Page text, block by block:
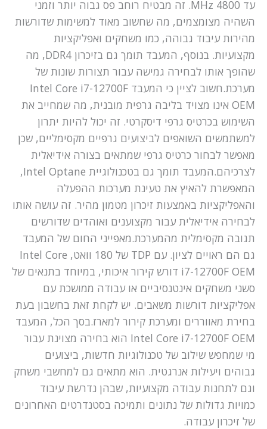
עד 4800 MHz. זה מבטיח רוחב פס גבוה יותר וזמני
השהיה מצומצמים, מה שחשוב מאוד למשימות שדורשות
מהירות עיבוד גבוהה, כמו משחקים ואפליקציות
מקצועיות. בנוסף, המעבד תומך גם בזיכרון DDR4, מה
שהופך אותו לבחירה גמישה עבור תצורות שונות של
מערכת.חשוב לציין כי המעבד Intel Core i7-12700F
OEM אינו מצויד בליבה גרפית מובנית, מה שמחייב את
השימוש בכרטיס גרפי דיסקרטי. זה יכול להיות יתרון
למשתמשים השואפים לביצועים גרפיים מקסימליים, שכן
מאפשר לבחור כרטיס גרפי שמתאים בצורה אידיאלית
לצרכיהם.המעבד תומך גם בטכנולוגיית Intel Optane,
המאפשרת להאיץ את טעינת מערכות ההפעלה
והאפליקציות באמצעות זיכרון מטמון מהיר. זה עושה אותו
לבחירה אידיאלית עבור מקצוענים ואוהדים שדורשים
תגובה מקסימלית מהמערכת.מאפייני החום של המעבד
גם הם ראויים לציון. עם TDP של 180 וואט, Intel Core
i7-12700F OEM דורש קירור איכותי, במיוחד בתנאים של
סשני משחקים אינטנסיביים או עבודה ממושכת עם
אפליקציות דורשות משאבים. יש לקחת זאת בחשבון בעת
בחירת מאווררים ומערכת קירור למארז.בסך הכל, המעבד
Intel Core i7-12700F OEM הוא בחירה מצוינת עבור
מי שמחפש שילוב של טכנולוגיות חדשות, ביצועים
גבוהים ויעילות אנרגטית. הוא מתאים גם למחשבי משחק
וגם לתחנות עבודה מקצועיות, שבהן נדרשת עיבוד
כמויות גדולות של נתונים ותמיכה בסטנדרטים האחרונים
של זיכרון עבודה.